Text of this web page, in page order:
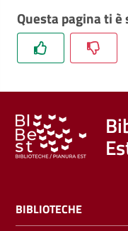
Questa pagina ti
BIBLIOTECHE